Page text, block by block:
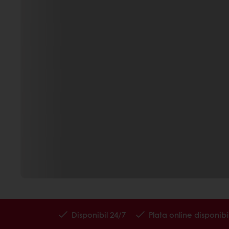
Disponibil 24/7 Plata online